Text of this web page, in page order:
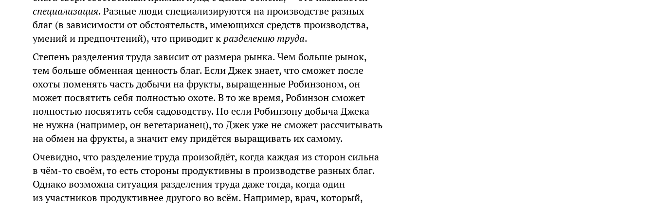
специализация. Разные люди специализируются на производстве разных
благ (в зависимости от обстоятельств, имеющихся средств производства,
умений и предпочтений), что приводит к разделению труда.
Степень разделения труда зависит от размера рынка. Чем больше рынок,
тем больше обменная ценность благ. Если Джек знает, что сможет после
охоты поменять часть добычи на фрукты, выращенные Робинзоном, он
может посвятить себя полностью охоте. В то же время, Робинзон сможет
полностью посвятить себя садоводству. Но если Робинзону добыча Джека
не нужна (например, он вегетарианец), то Джек уже не сможет рассчитывать
на обмен на фрукты, а значит ему придётся выращивать их самому.
Очевидно, что разделение труда произойдёт, когда каждая из сторон сильна
в чём-то своём, то есть стороны продуктивны в производстве разных благ.
Однако возможна ситуация разделения труда даже тогда, когда один
из участников продуктивнее другого во всём. Например, врач, который,